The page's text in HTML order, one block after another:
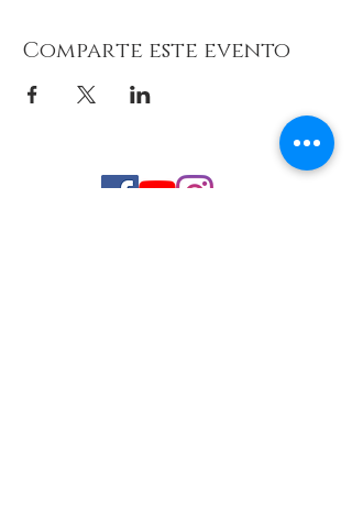
Comparte este evento